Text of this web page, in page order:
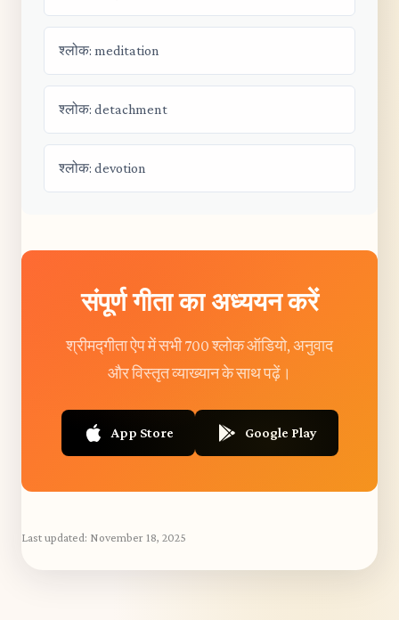
श्लोक: meditation
श्लोक: detachment
श्लोक: devotion
संपूर्ण गीता का अध्ययन करें
श्रीमद्गीता ऐप में सभी 700 श्लोक ऑडियो, अनुवाद
और विस्तृत व्याख्यान के साथ पढ़ें।
App Store Google Play
Last updated: November 18, 2025